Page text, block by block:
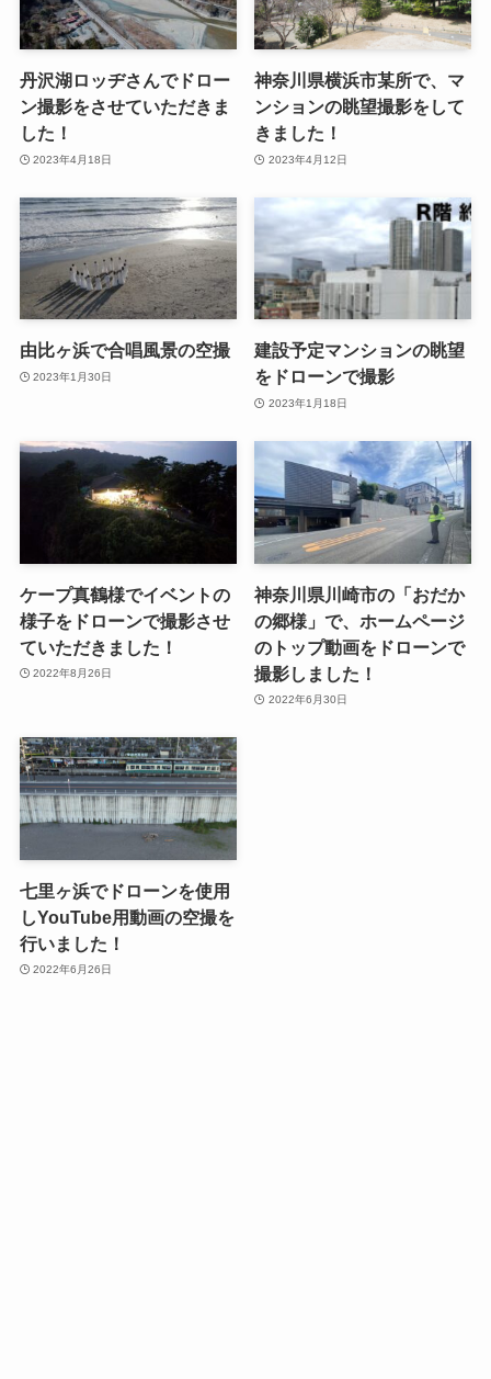
丹沢湖ロッヂさんでドロー
ン撮影をさせていただきま
した！
2023年4月18日
神奈川県横浜市某所で、マ
ンションの眺望撮影をして
きました！
2023年4月12日
由比ヶ浜で合唱風景の空撮
2023年1月30日
建設予定マンションの眺望
をドローンで撮影
2023年1月18日
ケープ真鶴様でイベントの
様子をドローンで撮影させ
ていただきました！
2022年8月26日
神奈川県川崎市の「おだか
の郷様」で、ホームページ
のトップ動画をドローンで
撮影しました！
2022年6月30日
七里ヶ浜でドローンを使用
しYouTube用動画の空撮を
行いました！
2022年6月26日